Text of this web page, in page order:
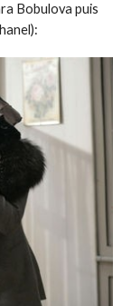
Bobulova puis